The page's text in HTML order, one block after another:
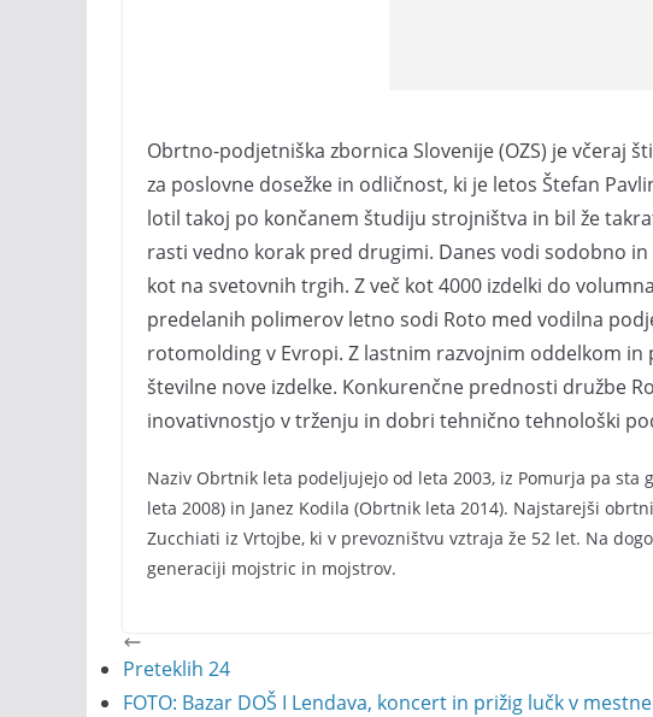
Obrtno-podjetniška zbornica Slovenije (OZS) je včeraj
za poslovne dosežke in odličnost, ki je letos Štefan
lotil takoj po končanem študiju strojništva in bil že
rasti vedno korak pred drugimi. Danes vodi sodobno
kot na svetovnih trgih. Z več kot 4000 izdelki do
predelanih polimerov letno sodi Roto med vodilna
rotomolding v Evropi. Z lastnim razvojnim oddelkom
številne nove izdelke. Konkurenčne prednosti družbe
inovativnostjo v trženju in dobri tehnično tehnološki
Naziv Obrtnik leta podeljujejo od leta 2003, iz Pomurja pa
leta 2008) in Janez Kodila (Obrtnik leta 2014). Najstarejši
Zucchiati iz Vrtojbe, ki v prevozništvu vztraja že 52 let. Na
generaciji mojstric in mojstrov.
Preteklih 24
FOTO: Bazar DOŠ I Lendava, koncert in prižig lučk v